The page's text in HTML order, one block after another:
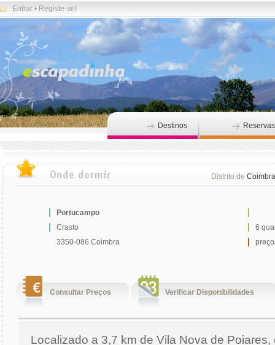
Entrar • Registe-se!
Destinos Reservas
Distrito de Coimbra
Portucampo
Crasto
6
3350-086 Coimbra
Consultar Preços Verificar Disponibilidades
Localizado a 3,7 km de Vila Nova de Poiares,